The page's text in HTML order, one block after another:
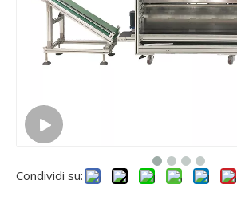
Condividi su: